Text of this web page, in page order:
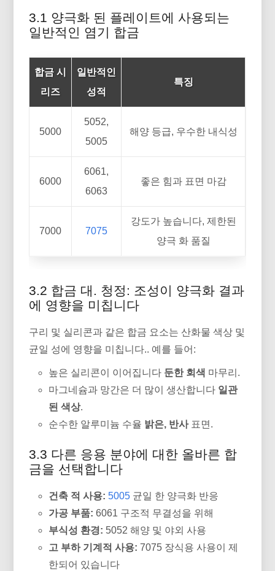
3.1 양극화 된 플레이트에 사용되는
일반적인 염기 합금
합금 시
리즈
일반적인
성적
특징
5000
5052,
5005
해양 등급, 우수한 내식성
6000
6061,
6063
좋은 힘과 표면 마감
7000 7075
강도가 높습니다, 제한된
양극 화 품질
3.2 합금 대. 청정: 조성이 양극화 결과
에 영향을 미칩니다
구리 및 실리콘과 같은 합금 요소는 산화물 색상 및
균일 성에 영향을 미칩니다.. 예를 들어:
높은 실리콘이 이어집니다 둔한 회색 마무리.
마그네슘과 망간은 더 많이 생산합니다 일관
된 색상.
순수한 알루미늄 수율 밝은, 반사표면.
3.3 다른 응용 분야에 대한 올바른 합
금을 선택합니다
건축 적 사용: 5005 균일 한 양극화 반응
가공 부품: 6061 구조적 무결성을 위해
부식성 환경: 5052 해양 및 야외 사용
고 부하 기계적 사용: 7075 장식용 사용이 제
한되어 있습니다